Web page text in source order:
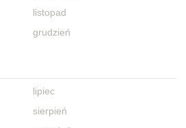
listopad
grudzień
lipiec
sierpień